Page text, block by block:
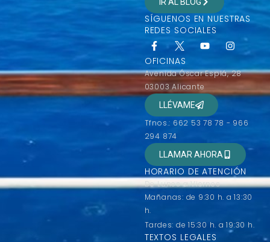
SÍGUENOS EN NUESTRAS
REDES SOCIALES
OFICINAS
Avenida Óscar Esplá, 28
03003 Alicante
LLÉVAME
Tfnos.: 662 53 78 78 - 966
294 874
LLAMAR AHORA
HORARIO DE ATENCIÓN
De Lunes a Viernes
Mañanas: de 9:30 h. a 13:30
h.
Tardes: de 15:30 h. a 19:30 h.
TEXTOS LEGALES